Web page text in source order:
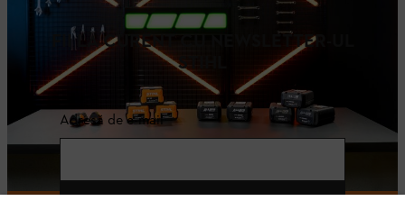
FII LA CURENT CU NEWSLETTER-UL
STIHL
Adresă de e-mail